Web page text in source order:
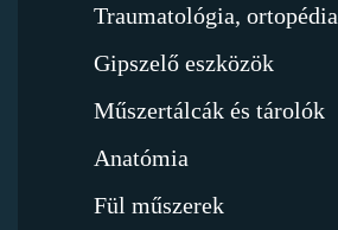
Traumatológia, ortopédia
Gipszelő eszközök
Műszertálcák és tárolók
Anatómia
Fül műszerek